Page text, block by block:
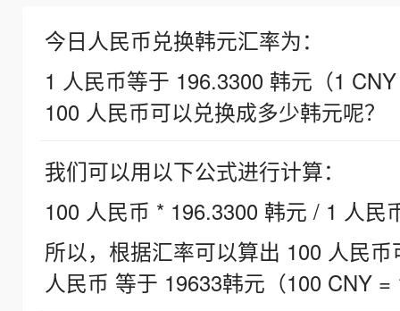
今日人民币兑换韩元汇率为：
1 人民币等于 196.3300 韩元（1
100 人民币可以兑换成多少韩元呢？
我们可以用以下公式进行计算：
100 人民币 * 196.3300 韩元 / 1 人民
所以，根据汇率可以算出 100 人民
人民币 等于 19633韩元（100 CNY =